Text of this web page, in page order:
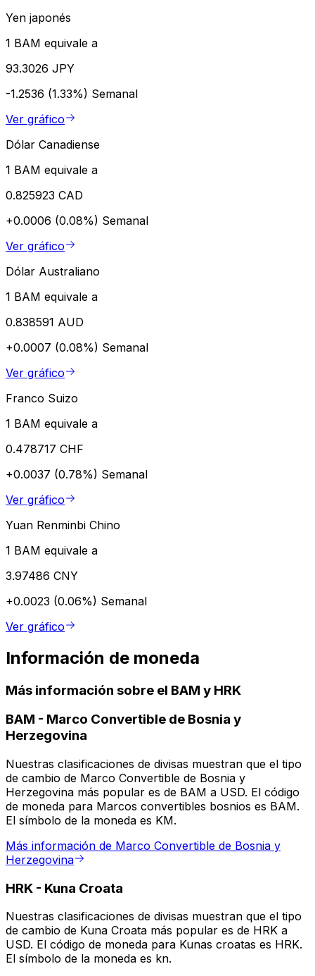
Yen japonés
1 BAM equivale a
93.3026 JPY
-1.2536 (1.33%) Semanal
Ver gráfico
Dólar Canadiense
1 BAM equivale a
0.825923 CAD
+0.0006 (0.08%) Semanal
Ver gráfico
Dólar Australiano
1 BAM equivale a
0.838591 AUD
+0.0007 (0.08%) Semanal
Ver gráfico
Franco Suizo
1 BAM equivale a
0.478717 CHF
+0.0037 (0.78%) Semanal
Ver gráfico
Yuan Renminbi Chino
1 BAM equivale a
3.97486 CNY
+0.0023 (0.06%) Semanal
Ver gráfico
Información de moneda
Más información sobre el BAM y HRK
BAM - Marco Convertible de Bosnia y
Herzegovina
Nuestras clasificaciones de divisas muestran que el tipo
de cambio de Marco Convertible de Bosnia y
Herzegovina más popular es de BAM a USD. El código
de moneda para Marcos convertibles bosnios es BAM.
El símbolo de la moneda es KM.
Más información de Marco Convertible de Bosnia y
Herzegovina
HRK - Kuna Croata
Nuestras clasificaciones de divisas muestran que el tipo
de cambio de Kuna Croata más popular es de HRK a
USD. El código de moneda para Kunas croatas es HRK.
El símbolo de la moneda es kn.